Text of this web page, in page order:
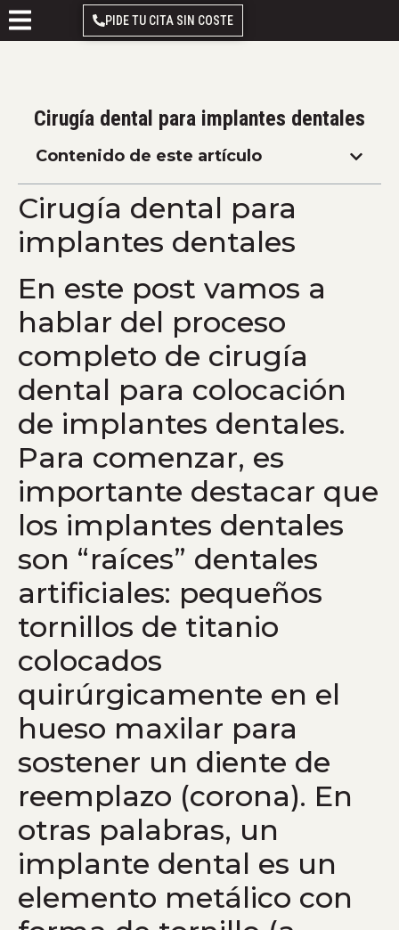
PIDE TU CITA SIN COSTE
Cirugía dental para implantes dentales
Contenido de este artículo
Cirugía dental para
implantes dentales
En este post vamos a
hablar del proceso
completo de cirugía
dental para colocación
de implantes dentales.
Para comenzar, es
importante destacar que
los implantes dentales
son “raíces” dentales
artificiales: pequeños
tornillos de titanio
colocados
quirúrgicamente en el
hueso maxilar para
sostener un diente de
reemplazo (corona). En
otras palabras, un
implante dental es un
elemento metálico con